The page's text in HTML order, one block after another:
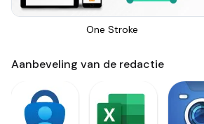
One Stroke
Aanbeveling van de redactie